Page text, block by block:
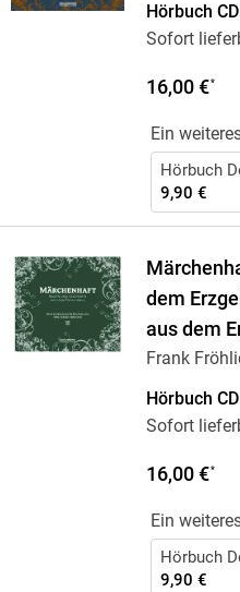
Hörbuch CD
Sofort
16,00 €*
Ein
Hörbuch
9,90 €
dem
aus dem
Frank
Hörbuch CD
Sofort
16,00 €*
Ein
Hörbuch
9,90 €